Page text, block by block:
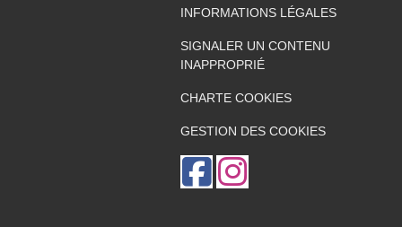
INFORMATIONS LÉGALES
SIGNALER UN CONTENU
INAPPROPRIÉ
CHARTE COOKIES
GESTION DES COOKIES